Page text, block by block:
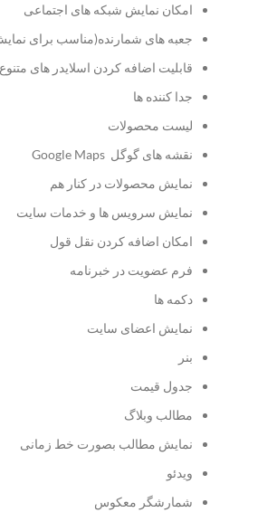
امکان نمایش شبکه های اجتماعی
جعبه های شمارنده(مناسب برای
قابلیت اضافه کردن اسلایدر های
جدا کننده ها
لیست محصولات
نقشه های گوگل Google Maps
نمایش محصولات در کنار هم
نمایش سرویس ها و خدمات سایت
امکان اضافه کردن نقل قول
فرم عضویت در خبرنامه
دکمه ها
نمایش اعضای سایت
بنر
جدول قیمت
مطالب وبلاگ
نمایش مطالب بصورت خط زمانی
ویدئو
شمارشگر معکوس